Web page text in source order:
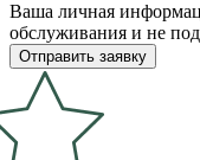
Ваша личная
обслуживания и не